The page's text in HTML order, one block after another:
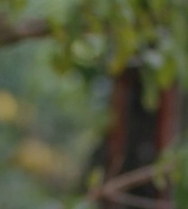
ĐĂNG NHẬP
GOOGLE